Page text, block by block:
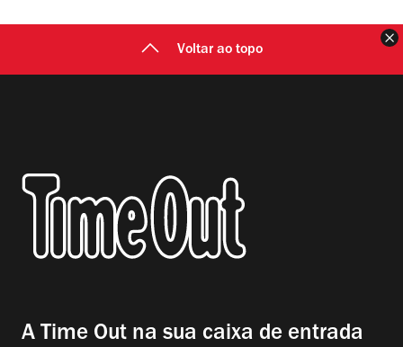
Voltar ao topo
A Time Out na sua caixa de entrada